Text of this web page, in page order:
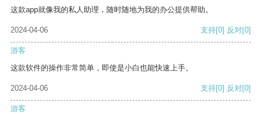
这款app就像我的私人助理，随时随地为我的办公提供帮助。
2024-04-06 支持[0] 反对[0]
游客
这款软件的操作非常简单，即使是小白也能快速上手。
2024-04-06 支持[0] 反对[0]
游客